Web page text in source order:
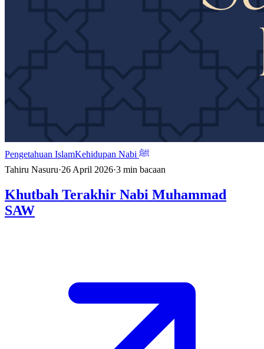
Pengetahuan Islam
Kehidupan Nabi ﷺ
Tahiru Nasuru·26 April 2026·3 min bacaan
Khutbah Terakhir Nabi Muhammad
SAW